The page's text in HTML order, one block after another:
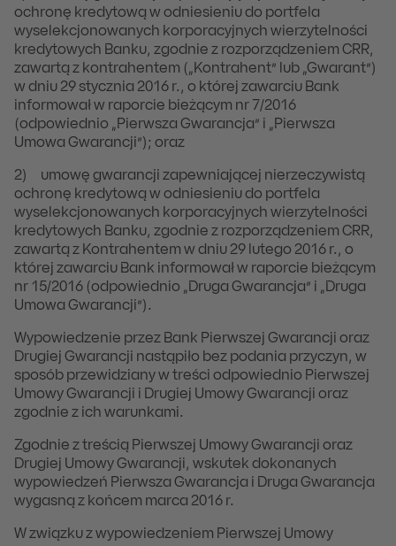
ochronę kredytową w odniesieniu do portfela
wyselekcjonowanych korporacyjnych wierzytelności
kredytowych Banku, zgodnie z rozporządzeniem CRR,
zawartą z kontrahentem („Kontrahent” lub „Gwarant”)
w dniu 29 stycznia 2016 r., o której zawarciu Bank
informował w raporcie bieżącym nr 7/2016
(odpowiednio „Pierwsza Gwarancja” i „Pierwsza
Umowa Gwarancji”); oraz
2) umowę gwarancji zapewniającej nierzeczywistą
ochronę kredytową w odniesieniu do portfela
wyselekcjonowanych korporacyjnych wierzytelności
kredytowych Banku, zgodnie z rozporządzeniem CRR,
zawartą z Kontrahentem w dniu 29 lutego 2016 r., o
której zawarciu Bank informował w raporcie bieżącym
nr 15/2016 (odpowiednio „Druga Gwarancja” i „Druga
Umowa Gwarancji”).
Wypowiedzenie przez Bank Pierwszej Gwarancji oraz
Drugiej Gwarancji nastąpiło bez podania przyczyn, w
sposób przewidziany w treści odpowiednio Pierwszej
Umowy Gwarancji i Drugiej Umowy Gwarancji oraz
zgodnie z ich warunkami.
Zgodnie z treścią Pierwszej Umowy Gwarancji oraz
Drugiej Umowy Gwarancji, wskutek dokonanych
wypowiedzeń Pierwsza Gwarancja i Druga Gwarancja
wygasną z końcem marca 2016 r.
W związku z wypowiedzeniem Pierwszej Umowy